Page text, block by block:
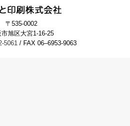
〒535-0002
市旭区大宮1-16-25
5061 / FAX 06–6953-9063